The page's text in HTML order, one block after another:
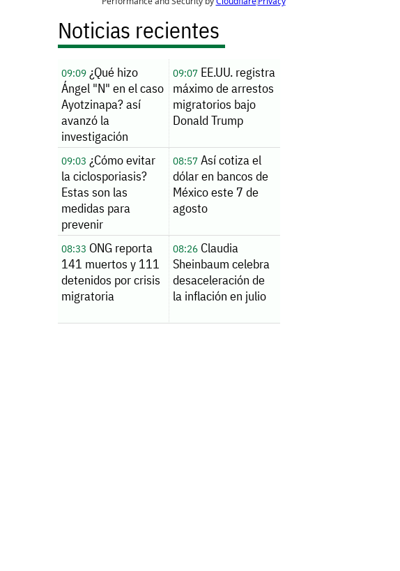
Noticias recientes
09:09 ¿Qué hizo
Ángel "N" en el caso
Ayotzinapa? así
avanzó la
investigación
09:07EE.UU. registra
máximo de arrestos
migratorios bajo
Donald Trump
09:03 ¿Cómo evitar
la ciclosporiasis?
Estas son las
medidas para
prevenir
08:57Así cotiza el
dólar en bancos de
México este 7 de
agosto
08:33 ONG reporta
141 muertos y 111
detenidos por crisis
migratoria
08:26Claudia
Sheinbaum celebra
desaceleración de
la inflación en julio